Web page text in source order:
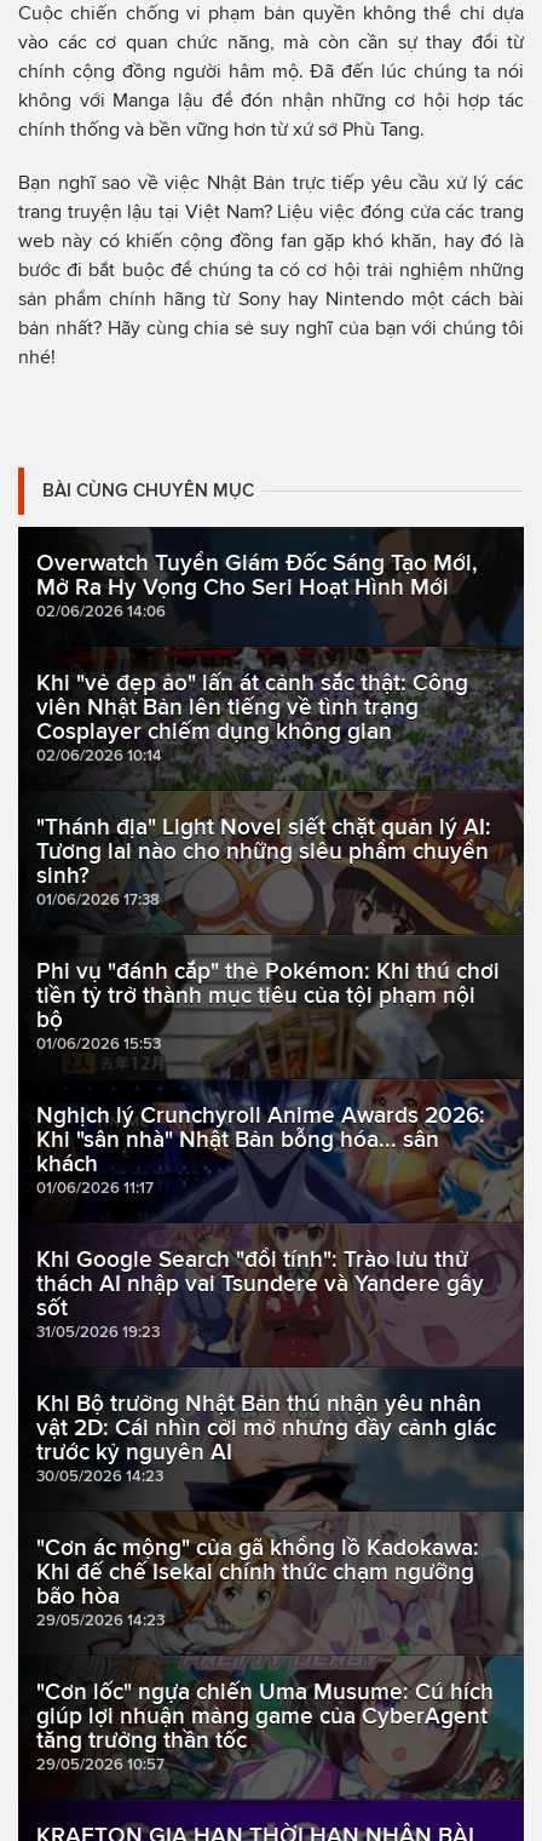
Cuộc chiến chống vi phạm bản quyền không thể chỉ dựa
vào các cơ quan chức năng, mà còn cần sự thay đổi từ
chính cộng đồng người hâm mộ. Đã đến lúc chúng ta nói
không với Manga lậu để đón nhận những cơ hội hợp tác
chính thống và bền vững hơn từ xứ sở Phù Tang.
Bạn nghĩ sao về việc Nhật Bản trực tiếp yêu cầu xử lý các
trang truyện lậu tại Việt Nam? Liệu việc đóng cửa các trang
web này có khiến cộng đồng fan gặp khó khăn, hay đó là
bước đi bắt buộc để chúng ta có cơ hội trải nghiệm những
sản phẩm chính hãng từ Sony hay Nintendo một cách bài
bản nhất? Hãy cùng chia sẻ suy nghĩ của bạn với chúng tôi
nhé!
BÀI CÙNG CHUYÊN MỤC
Overwatch Tuyển Giám Đốc Sáng Tạo Mới,
Mở Ra Hy Vọng Cho Seri Hoạt Hình Mới
02/06/2026 14:06
Khi "vẻ đẹp ảo" lấn át cảnh sắc thật: Công
viên Nhật Bản lên tiếng về tình trạng
Cosplayer chiếm dụng không gian
02/06/2026 10:14
"Thánh địa" Light Novel siết chặt quản lý AI:
Tương lai nào cho những siêu phẩm chuyển
sinh?
01/06/2026 17:38
Phi vụ "đánh cắp" thẻ Pokémon: Khi thú chơi
tiền tỷ trở thành mục tiêu của tội phạm nội
bộ
01/06/2026 15:53
Nghịch lý Crunchyroll Anime Awards 2026:
Khi "sân nhà" Nhật Bản bỗng hóa... sân
khách
01/06/2026 11:17
Khi Google Search "đổi tính": Trào lưu thử
thách AI nhập vai Tsundere và Yandere gây
sốt
31/05/2026 19:23
Khi Bộ trưởng Nhật Bản thú nhận yêu nhân
vật 2D: Cái nhìn cởi mở nhưng đầy cảnh giác
trước kỷ nguyên AI
30/05/2026 14:23
"Cơn ác mộng" của gã khổng lồ Kadokawa:
Khi đế chế Isekai chính thức chạm ngưỡng
bão hòa
29/05/2026 14:23
"Cơn lốc" ngựa chiến Uma Musume: Cú hích
giúp lợi nhuận mảng game của CyberAgent
tăng trưởng thần tốc
29/05/2026 10:57